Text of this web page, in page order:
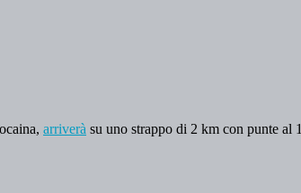
arriverà su uno strappo di 2 km con punte al